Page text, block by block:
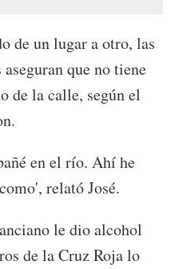
de un lugar a otro, las
que no tiene
de la calle, según el
en el río. Ahí he
relató José.
le dio alcohol
de la Cruz Roja lo